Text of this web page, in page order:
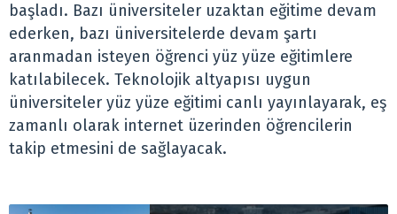
başladı. Bazı üniversiteler uzaktan eğitime devam
ederken, bazı üniversitelerde devam şartı
aranmadan isteyen öğrenci yüz yüze eğitimlere
katılabilecek. Teknolojik altyapısı uygun
üniversiteler yüz yüze eğitimi canlı yayınlayarak, eş
zamanlı olarak internet üzerinden öğrencilerin
takip etmesini de sağlayacak.